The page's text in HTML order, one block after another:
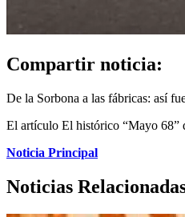
Compartir noticia:
De la Sorbona a las fábricas: así
El artículo El histórico “Mayo 68”
Noticia Principal
Noticias